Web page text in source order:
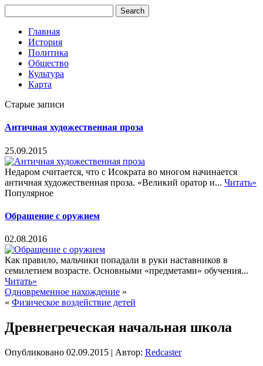
Главная
История
Политика
Общество
Культура
Карта
Старые записи
Античная художественная проза
25.09.2015
Недаром считается, что с Исократа во многом начинается
античная художественная проза. «Великий оратор и... Читать»
Популярное
Обращение с оружием
02.08.2016
Как правило, мальчики попадали в руки наставников в
семилетием возрасте. Основными «предметами» обучения...
Читать»
Одновременное нахождение »
« Физическое воздействие детей
Древнегреческая начальная школа
Опубликовано 02.09.2015 | Автор: Redcaster